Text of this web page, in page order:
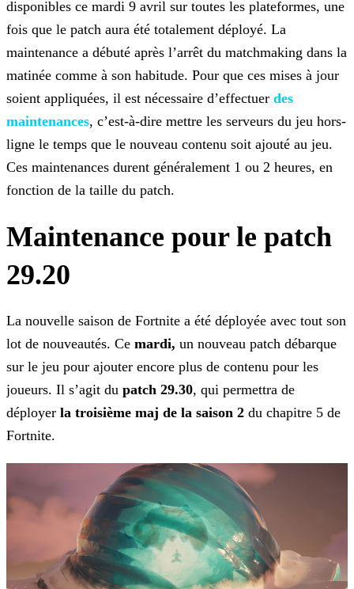
disponibles ce mardi 9 avril sur toutes les plateformes, une
fois que le patch aura été totalement déployé. La
maintenance a débuté après l’arrêt du matchmaking dans la
matinée comme à son habitude. Pour que ces mises à jour
soient appliquées, il est nécessaire d’effectuer des
maintenances, c’est-à-dire mettre les serveurs du jeu hors-
ligne le temps que le nouveau contenu soit ajouté au jeu.
Ces maintenances durent généralement 1 ou 2 heures, en
fonction de la taille du patch.
Maintenance pour le patch
29.20
La nouvelle saison de Fortnite a été déployée avec tout son
lot de nouveautés. Ce mardi, un nouveau patch débarque
sur le jeu pour ajouter encore plus de contenu pour les
joueurs. Il s’agit du patch 29.30, qui permettra de
déployer la troisième maj de la saison 2 du chapitre 5 de
Fortnite.